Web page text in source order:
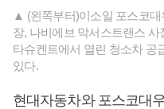
▲ (왼쪽부터)이소일 포스코
장, 나비에브 막서스트랜스 사
타슈켄트에서 열린 청소차 공
있다.
현대자동차와 포스코대